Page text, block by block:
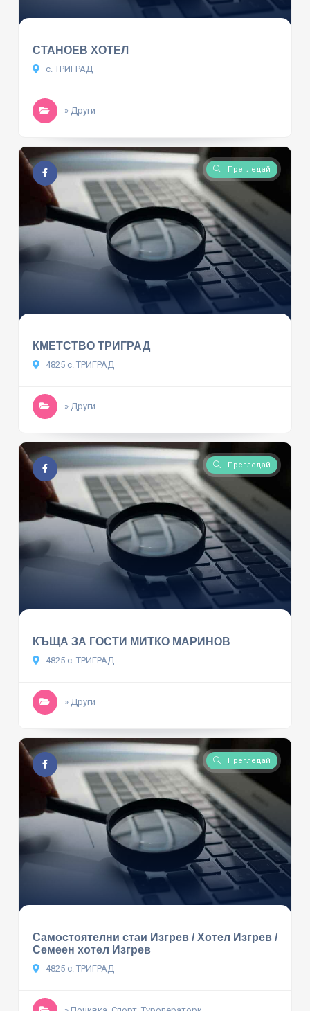
СТАНОЕВ ХОТЕЛ
с. ТРИГРАД
» Други
Прегледай
КМЕТСТВО ТРИГРАД
4825 с. ТРИГРАД
» Други
Прегледай
КЪЩА ЗА ГОСТИ МИТКО МАРИНОВ
4825 с. ТРИГРАД
» Други
Прегледай
Самостоятелни стаи Изгрев / Хотел Изгрев /
Семеен хотел Изгрев
4825 с. ТРИГРАД